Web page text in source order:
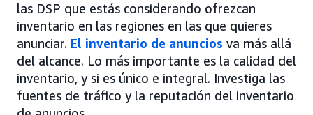
las DSP que estás considerando ofrezcan
inventario en las regiones en las que quieres
anunciar. El inventario de anuncios va más allá
del alcance. Lo más importante es la calidad del
inventario, y si es único e integral. Investiga las
fuentes de tráfico y la reputación del inventario